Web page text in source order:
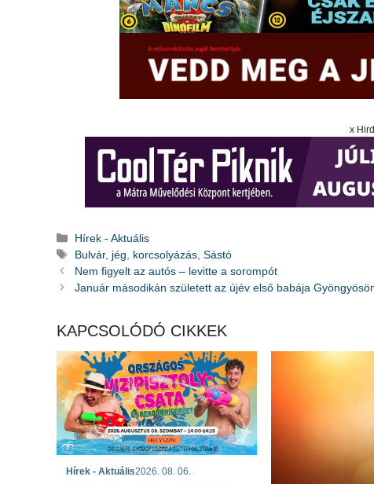
x
Kategória
Hírek - Aktuális
Címkék
Bulvár, jég korcsolyázás ,Sástó
Nem figyelt az autós – levitte a sorompót
Január másodikán született az újév első babája
KAPCSOLÓDÓ CIKKEK
Hírek - Aktuális2026. 08. 06.